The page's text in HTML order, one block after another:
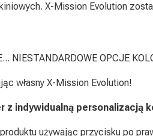
X-Mission Evolution
NIESTANDARDOWE OPCJE
własny X-Mission Evolution!
z indywidualną personalizacją
używając przycisku po